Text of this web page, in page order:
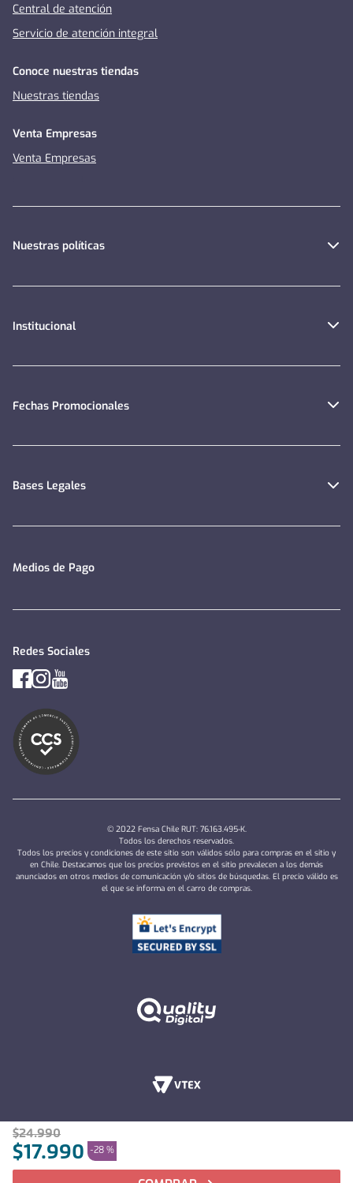
$24.990
$17.990 -28 %
Central de atención
Servicio de atención integral
Conoce nuestras tiendas
Nuestras tiendas
Venta Empresas
Venta Empresas
Nuestras políticas
Institucional
Fechas Promocionales
Bases Legales
Medios de Pago
Redes Sociales
© 2022 Fensa Chile RUT: 76.163.495-K.
Todos los derechos reservados.
Todos los precios y condiciones de este sitio son válidos sólo para compras en el sitio y
en Chile. Destacamos que los precios previstos en el sitio prevalecen a los demás
anunciados en otros medios de comunicación y/o sitios de búsquedas. El precio válido es
el que se informa en el carro de compras.